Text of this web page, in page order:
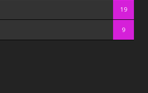
19
9